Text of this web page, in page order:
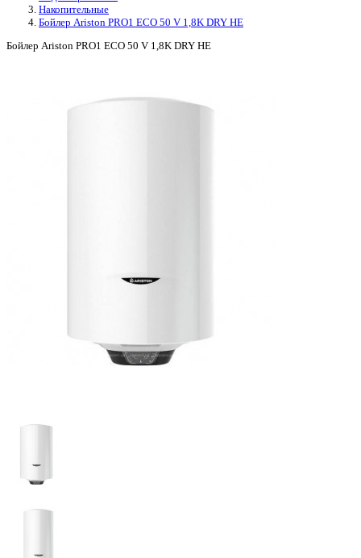
Накопительные
Бойлер Ariston PRO1 ECO 50 V 1,8K DRY HE
Бойлер Ariston PRO1 ECO 50 V 1,8K DRY HE